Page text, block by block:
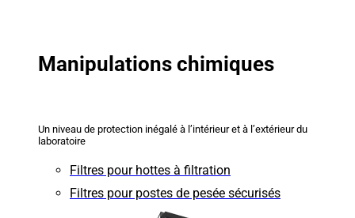
Manipulations chimiques
Un niveau de protection inégalé à l’intérieur et à l’extérieur du
laboratoire
Filtres pour hottes à filtration
Filtres pour postes de pesée sécurisés